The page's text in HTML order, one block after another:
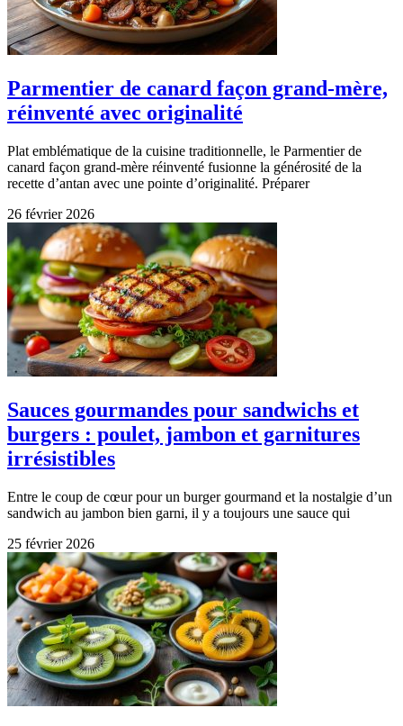
Parmentier de canard façon grand-mère,
réinventé avec originalité
Plat emblématique de la cuisine traditionnelle, le Parmentier de
canard façon grand-mère réinventé fusionne la générosité de la
recette d’antan avec une pointe d’originalité. Préparer
26 février 2026
Sauces gourmandes pour sandwichs et
burgers : poulet, jambon et garnitures
irrésistibles
Entre le coup de cœur pour un burger gourmand et la nostalgie d’un
sandwich au jambon bien garni, il y a toujours une sauce qui
25 février 2026